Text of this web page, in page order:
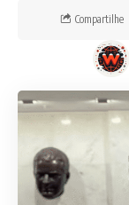
Compartilhe